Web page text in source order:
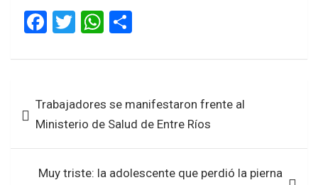
F
ce
o
o
k
T
tt
W
at
A
p
p
ar
de Trabajadores se manifestaron frente al
Ministerio de Salud de Entre Ríos
Muy triste: la adolescente que perdió la pierna